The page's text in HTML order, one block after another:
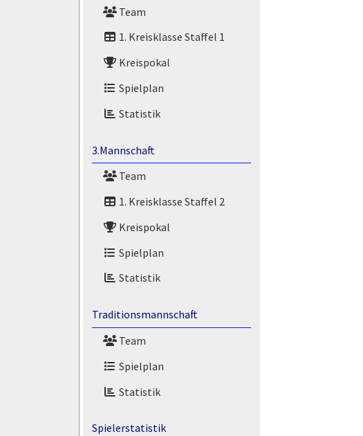
Team
1. Kreisklasse Staffel 1
Kreispokal
Spielplan
Statistik
3.Mannschaft
Team
1. Kreisklasse Staffel 2
Kreispokal
Spielplan
Statistik
Traditionsmannschaft
Team
Spielplan
Statistik
Spielerstatistik